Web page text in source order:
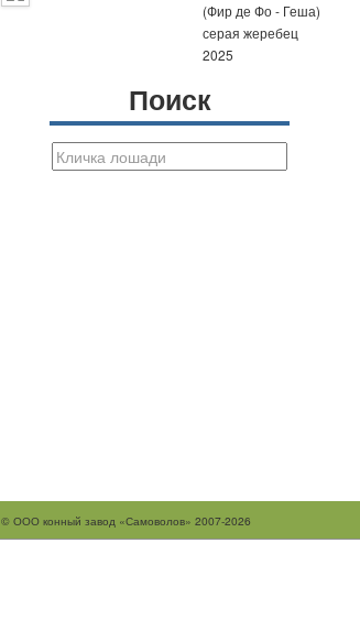
(Фир де Фо - Геша)
серая жеребец
2025
Поиск
© ООО конный завод «Самоволов» 2007-2026